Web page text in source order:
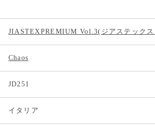
JIASTEXPREMIUM Vol.3(ジアステックス
Chaos
JD251
イタリア